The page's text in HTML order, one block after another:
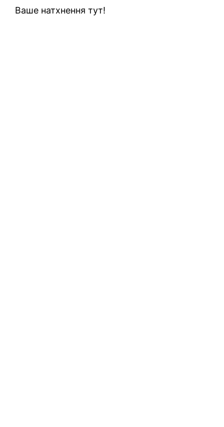
Ваше натхнення тут!